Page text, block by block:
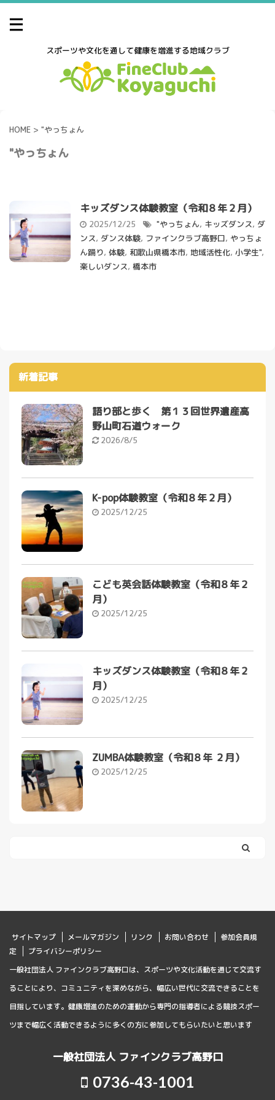
スポーツや文化を通して健康を増進する地域クラブ
HOME > "やっちょん
"やっちょん
キッズダンス体験教室（令和８年２月）
2025/12/25 "やっちょん, キッズダンス, ダ
ンス, ダンス体験, ファインクラブ高野口, やっちょ
ん踊り, 体験, 和歌山県橋本市, 地域活性化, 小学生",
楽しいダンス, 橋本市
新着記事
語り部と歩く 第１３回世界遺産高
野山町石道ウォーク
2026/8/5
K-pop体験教室（令和８年２月）
2025/12/25
こども英会話体験教室（令和８年２
月）
2025/12/25
キッズダンス体験教室（令和８年２
月）
2025/12/25
ZUMBA体験教室（令和８年 ２月）
2025/12/25
サイトマップ メールマガジン リンク お問い合わせ
参加会員規
定
プライバシーポリシー
一般社団法人 ファインクラブ高野口は、スポーツや文化活動を通じて交流す
ることにより、コミュニティを深めながら、幅広い世代に交流できることを
目指しています。健康増進のための運動から専門の指導者による競技スポー
ツまで幅広く活動できるように多くの方に参加してもらいたいと思います
一般社団法人 ファインクラブ高野口
0736-43-1001